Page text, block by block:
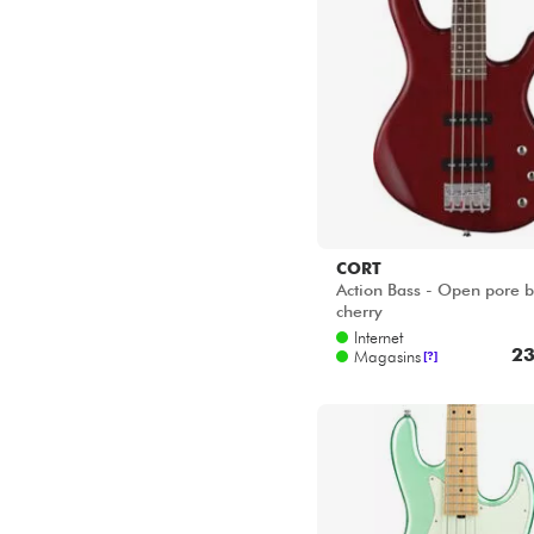
CORT
Action Bass - Open pore
cherry
Internet
Magasins [?]